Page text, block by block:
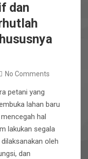
dan
No Comments
petani yang
lahan baru
hal
lakukan segala
oleh
dan